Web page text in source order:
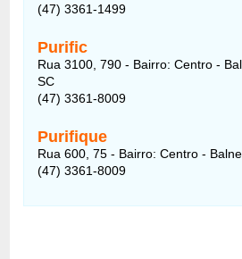
(47) 3361-1499
Purific
Rua 3100, 790 - Bairro: Centro -
SC
(47) 3361-8009
Purifique
Rua 600, 75 - Bairro: Centro -
(47) 3361-8009